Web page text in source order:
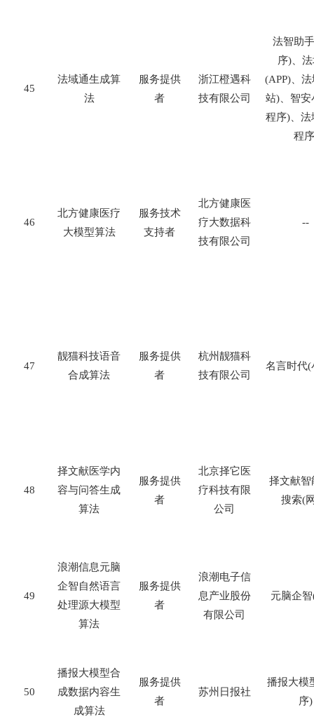
45
法域通生成算
法
服务提供
者
浙江橙遇科
技有限公司
法智助手
序) 、
(APP)、
站)、智安
程序)、法
程序
46
北方健康医疗
大模型算法
服务技术
支持者
北方健康医
疗大数据科
技有限公司
--
47
靓猫科技语音
合成算法
服务提供
者
杭州靓猫科
技有限公司
名言时代(
48
择文献医学内
容与问答生成
算法
服务提供
者
北京择它医
疗科技有限
公司
择文献智
搜索(
49
浪潮信息元脑
企智自然语言
处理源大模型
算法
服务提供
者
浪潮电子信
息产业股份
有限公司
元脑企智
50
播报大模型合
成数据内容生
成算法
服务提供
者
苏州日报社
播报大模
序)